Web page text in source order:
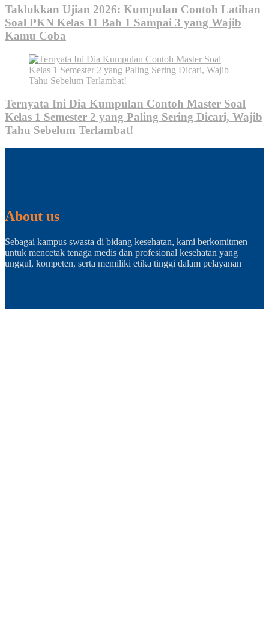
Taklukkan Ujian 2026: Kumpulan Contoh Latihan
Soal PKN Kelas 11 Bab 1 Sampai 3 yang Wajib
Kamu Coba
Ternyata Ini Dia Kumpulan Contoh Master Soal
Kelas 1 Semester 2 yang Paling Sering Dicari, Wajib
Tahu Sebelum Terlambat!
About us
Sebagai kampus swasta di bidang kesehatan, kami berkomitmen
untuk mencetak tenaga medis dan profesional kesehatan yang
unggul, kompeten, serta memiliki etika tinggi dalam pelayanan